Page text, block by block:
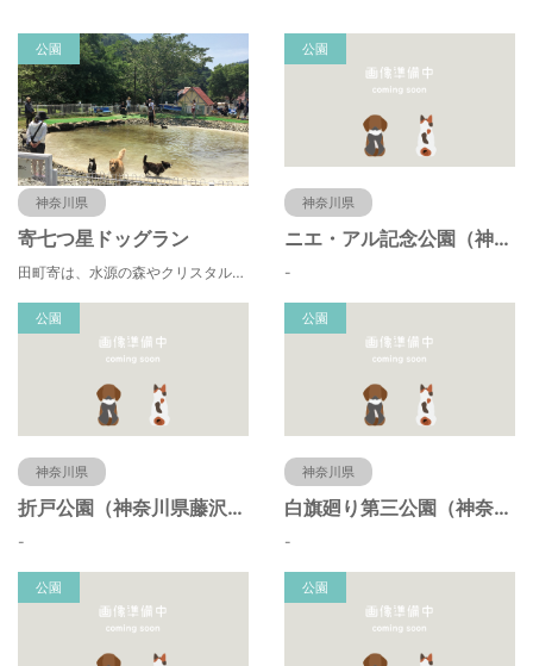
公園
神奈川県
寄七つ星ドッグラン
田町寄は、水源の森やクリスタルな清流 、 満天の星空などの豊かな自然に包まれ、 食や農、芸術の魅力あふれる川の里です。 ドッグランエリアを中心とした『やどりき七つ星ヴィレッジ』を ゆっくりお楽しみください。
公園
神奈川県
ニエ・アル記念公園（神奈川県藤沢市）
-
公園
神奈川県
折戸公園（神奈川県藤沢市）
-
公園
神奈川県
白旗廻り第三公園（神奈川県藤沢市）
-
公園 公園